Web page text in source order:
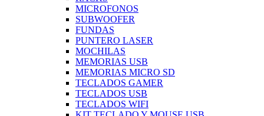
MICROFONOS
SUBWOOFER
FUNDAS
PUNTERO LASER
MOCHILAS
MEMORIAS USB
MEMORIAS MICRO SD
TECLADOS GAMER
TECLADOS USB
TECLADOS WIFI